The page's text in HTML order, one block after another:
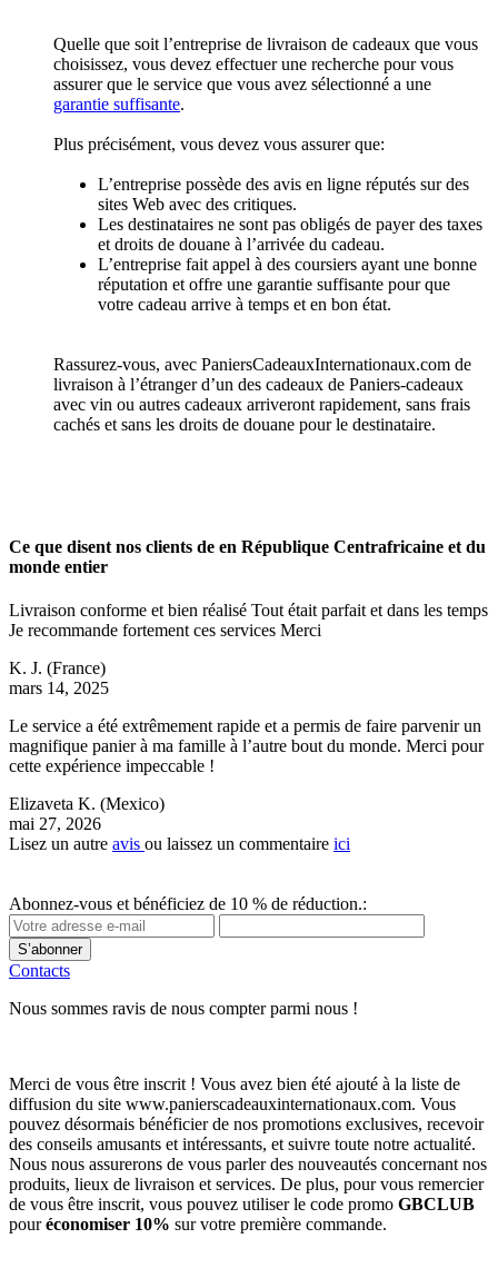
Quelle que soit l’entreprise de livraison de cadeaux que vous
choisissez, vous devez effectuer une recherche pour vous
assurer que le service que vous avez sélectionné a une
garantie suffisante.
Plus précisément, vous devez vous assurer que:
L’entreprise possède des avis en ligne réputés sur des
sites Web avec des critiques.
Les destinataires ne sont pas obligés de payer des taxes
et droits de douane à l’arrivée du cadeau.
L’entreprise fait appel à des coursiers ayant une bonne
réputation et offre une garantie suffisante pour que
votre cadeau arrive à temps et en bon état.
Rassurez-vous, avec PaniersCadeauxInternationaux.com de
livraison à l’étranger d’un des cadeaux de Paniers-cadeaux
avec vin ou autres cadeaux arriveront rapidement, sans frais
cachés et sans les droits de douane pour le destinataire.
Ce que disent nos clients de en République Centrafricaine et du
monde entier
Livraison conforme et bien réalisé Tout était parfait et dans les temps
Je recommande fortement ces services Merci
K. J. (France)
mars 14, 2025
Le service a été extrêmement rapide et a permis de faire parvenir un
magnifique panier à ma famille à l’autre bout du monde. Merci pour
cette expérience impeccable !
Elizaveta K. (Mexico)
mai 27, 2026
Lisez un autre avis ou laissez un commentaire ici
Abonnez-vous et bénéficiez de 10 % de réduction.:
S’abonner
Contacts
Nous sommes ravis de nous compter parmi nous !
Merci de vous être inscrit ! Vous avez bien été ajouté à la liste de
diffusion du site www.panierscadeauxinternationaux.com. Vous
pouvez désormais bénéficier de nos promotions exclusives, recevoir
des conseils amusants et intéressants, et suivre toute notre actualité.
Nous nous assurerons de vous parler des nouveautés concernant nos
produits, lieux de livraison et services. De plus, pour vous remercier
de vous être inscrit, vous pouvez utiliser le code promo GBCLUB
pouréconomiser 10% sur votre première commande.